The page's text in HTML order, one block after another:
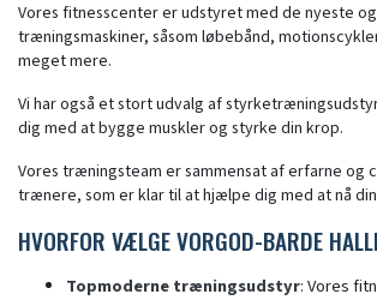
Vores fitnesscenter er udstyret med de nyeste
træningsmaskiner, såsom løbebånd,
meget mere.
Vi har også et stort udvalg af
dig med at bygge muskler og styrke din krop.
Vores træningsteam er sammensat af erfarne og
trænere, som er klar til at hjælpe dig med at nå
HVORFOR VÆLGE VORGOD-BARDE
Topmoderne træningsudstyr: Vores